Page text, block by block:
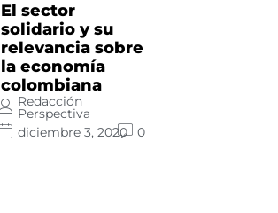
El sector
solidario y su
relevancia sobre
la economía
colombiana
Redacción
Perspectiva
diciembre 3, 2020
0